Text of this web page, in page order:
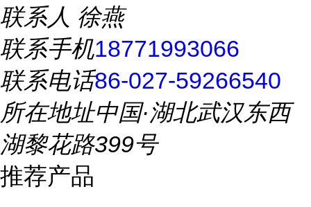
联系人 徐燕
联系手机18771993066
联系电话86-027-59266540
所在地址中国·湖北武汉东西
湖黎花路399号
推荐产品